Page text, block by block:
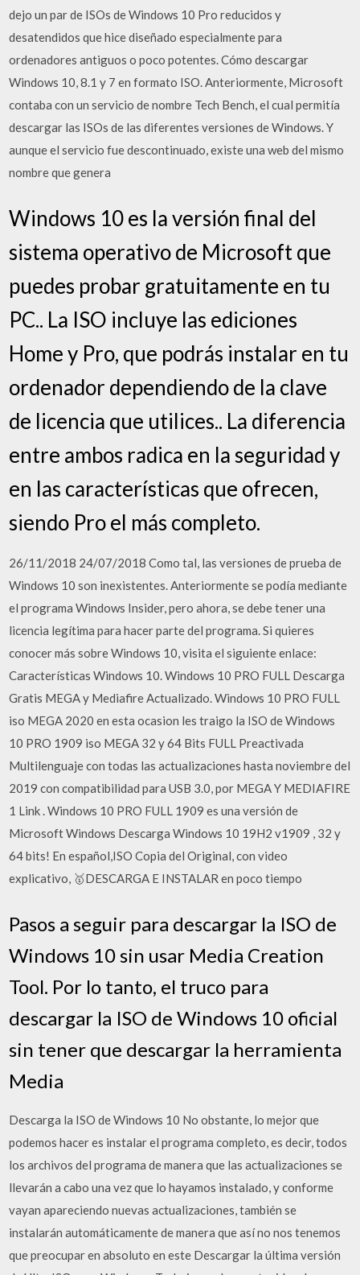
dejo un par de ISOs de Windows 10 Pro reducidos y
desatendidos que hice diseñado especialmente para
ordenadores antiguos o poco potentes. Cómo descargar
Windows 10, 8.1 y 7 en formato ISO. Anteriormente, Microsoft
contaba con un servicio de nombre Tech Bench, el cual permitía
descargar las ISOs de las diferentes versiones de Windows. Y
aunque el servicio fue descontinuado, existe una web del mismo
nombre que genera
Windows 10 es la versión final del
sistema operativo de Microsoft que
puedes probar gratuitamente en tu
PC.. La ISO incluye las ediciones
Home y Pro, que podrás instalar en tu
ordenador dependiendo de la clave
de licencia que utilices.. La diferencia
entre ambos radica en la seguridad y
en las características que ofrecen,
siendo Pro el más completo.
26/11/2018 24/07/2018 Como tal, las versiones de prueba de
Windows 10 son inexistentes. Anteriormente se podía mediante
el programa Windows Insider, pero ahora, se debe tener una
licencia legítima para hacer parte del programa. Si quieres
conocer más sobre Windows 10, visita el siguiente enlace:
Características Windows 10. Windows 10 PRO FULL Descarga
Gratis MEGA y Mediafire Actualizado. Windows 10 PRO FULL
iso MEGA 2020 en esta ocasion les traigo la ISO de Windows
10 PRO 1909 iso MEGA 32 y 64 Bits FULL Preactivada
Multilenguaje con todas las actualizaciones hasta noviembre del
2019 con compatibilidad para USB 3.0, por MEGA Y MEDIAFIRE
1 Link . Windows 10 PRO FULL 1909 es una versión de
Microsoft Windows Descarga Windows 10 19H2 v1909 , 32 y
64 bits! En español,ISO Copia del Original, con video
explicativo, 🥇DESCARGA E INSTALAR en poco tiempo
Pasos a seguir para descargar la ISO de
Windows 10 sin usar Media Creation
Tool. Por lo tanto, el truco para
descargar la ISO de Windows 10 oficial
sin tener que descargar la herramienta
Media
Descarga la ISO de Windows 10 No obstante, lo mejor que
podemos hacer es instalar el programa completo, es decir, todos
los archivos del programa de manera que las actualizaciones se
llevarán a cabo una vez que lo hayamos instalado, y conforme
vayan apareciendo nuevas actualizaciones, también se
instalarán automáticamente de manera que así no nos tenemos
que preocupar en absoluto en este Descargar la última versión